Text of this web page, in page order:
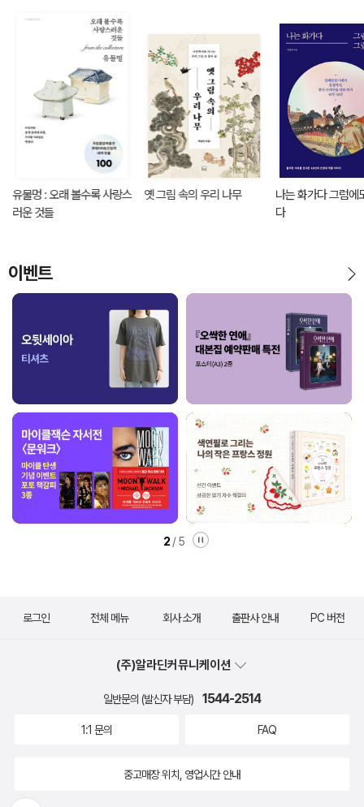
유물멍 : 오래 볼수록 사랑스
러운 것들
옛 그림 속의 우리 나무
나는 화가다 그럼에
다
이벤트
2 /5
로그인 전체 메뉴 회사 소개 출판사 안내 PC 버전
(주)알라딘커뮤니케이션
일반문의 (발신자 부담) 1544-2514
1:1 문의 FAQ
중고매장 위치, 영업시간 안내